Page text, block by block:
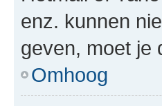
enz. kunnen
geven, moet je
Omhoog